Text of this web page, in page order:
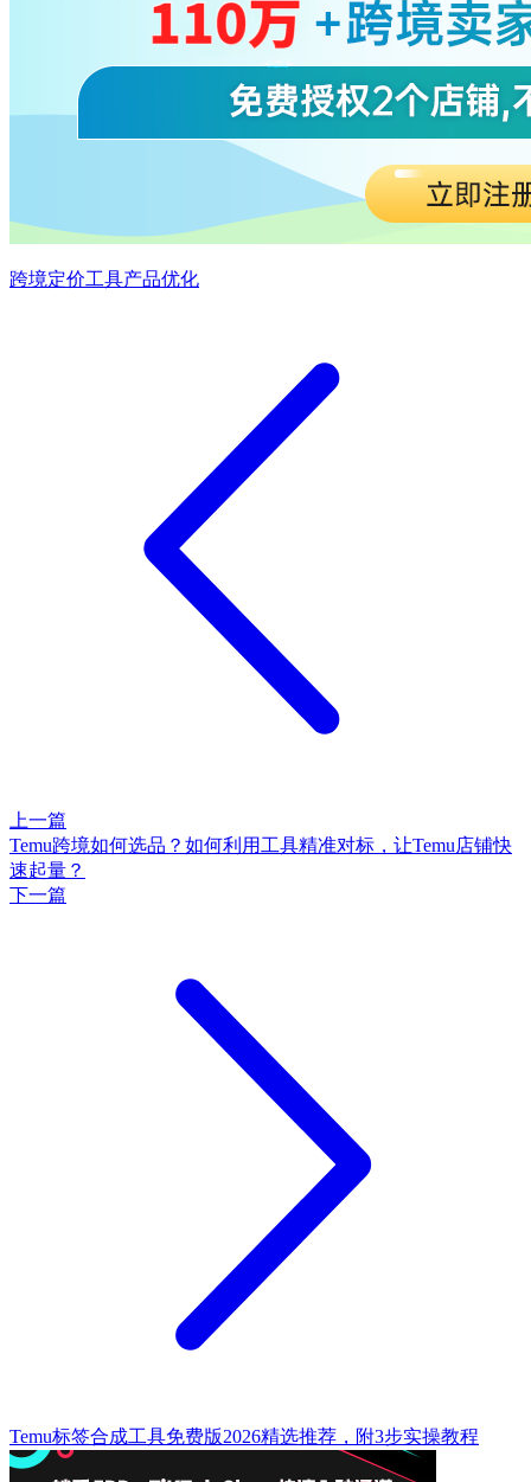
跨境定价工具产品优化
上一篇
Temu跨境如何选品？如何利用工具精准对标，让Temu店铺快
速起量？
下一篇
Temu标签合成工具免费版2026精选推荐，附3步实操教程